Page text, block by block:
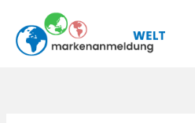
Inhalt
springen